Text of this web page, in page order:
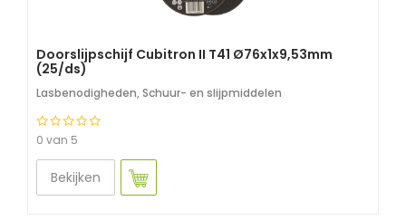
Doorslijpschijf Cubitron II T41 Ø76x1x9,53mm
(25/ds)
Lasbenodigheden, Schuur- en slijpmiddelen
0 van 5
Bekijken